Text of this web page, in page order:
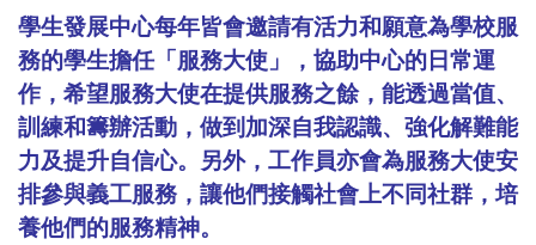
學生發展中心每年皆會邀請有活力和願意為學校服
務的學生擔任「服務大使」，協助中心的日常運
作，希望服務大使在提供服務之餘，能透過當值、
訓練和籌辦活動，做到加深自我認識、強化解難能
力及提升自信心。另外，工作員亦會為服務大使安
排參與義工服務，讓他們接觸社會上不同社群，培
養他們的服務精神。